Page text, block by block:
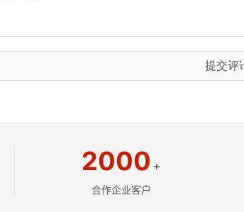
提交评
2000 +
合作企业客户